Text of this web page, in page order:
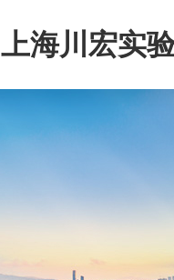
上海川宏实